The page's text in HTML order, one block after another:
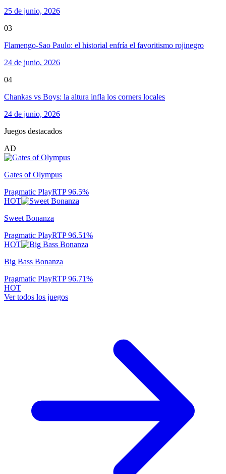
25 de junio, 2026
03
Flamengo-Sao Paulo: el historial enfría el favoritismo rojinegro
24 de junio, 2026
04
Chankas vs Boys: la altura infla los corners locales
24 de junio, 2026
Juegos destacados
AD
Gates of Olympus
Pragmatic PlayRTP96.5%
HOT
Sweet Bonanza
Pragmatic PlayRTP96.51%
HOT
Big Bass Bonanza
Pragmatic PlayRTP96.71%
HOT
Ver todos los juegos